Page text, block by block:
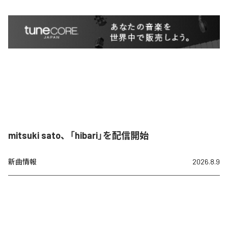
mitsuki sato、「hibari」を配信開始
新曲情報 2026.8.9